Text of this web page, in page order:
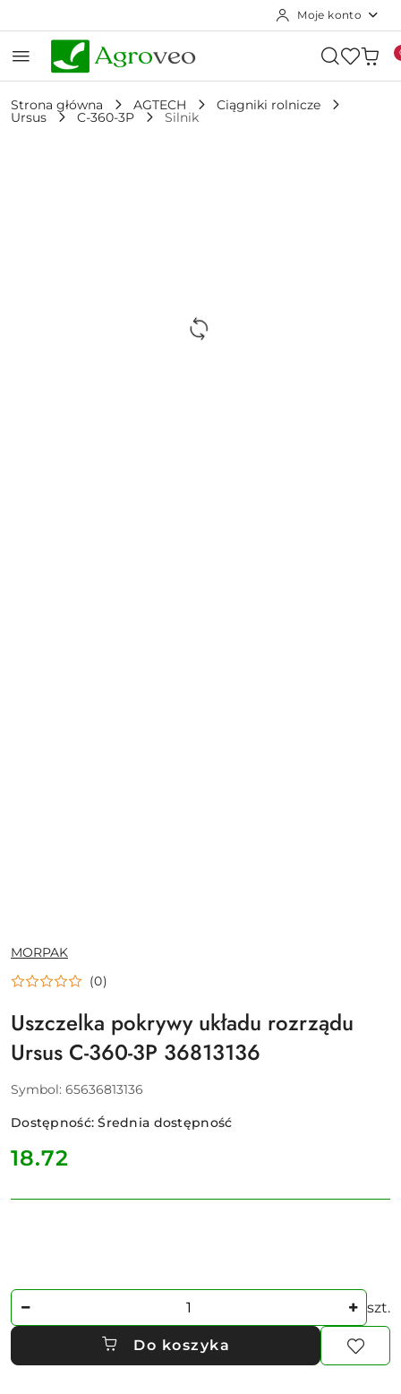
Moje konto
Strona główna AGTECH Ciągniki rolnicze
Ursus C-360-3P Silnik
NAZWA
PRODUCENTA:
MORPAK
(0)
Uszczelka pokrywy układu rozrządu
Ursus C-360-3P 36813136
Symbol: 65636813136
Dostępność:Średnia dostępność
cena:
18.72
Ilość szt.
Do koszyka